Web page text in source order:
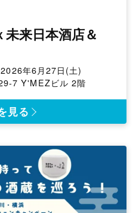
来日本酒店＆
年6月27日(土)
7 Y'MEZビル 2階
見る